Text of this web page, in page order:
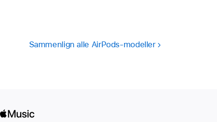
Sammenlign alle AirPods-modeller